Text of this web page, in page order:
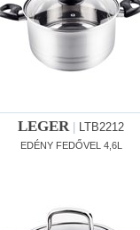
LEGER| LTB2212
EDÉNY FEDŐVEL 4,6L